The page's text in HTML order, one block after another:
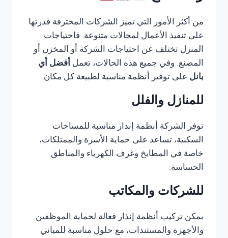
من أكثر الأمور التي تميز الشركات المحترفة قدرتها
على تنفيذ الأعمال لمجالات متنوعة. فاحتياجات
المنزل تختلف عن احتياجات الشركة أو المخزن أو
المصنع. وفي جميع هذه الحالات، تعمل أفضل أي
بانل على توفير أنظمة مناسبة لطبيعة كل مكان.
للمنازل والفلل
توفر الشركة أنظمة إنذار مناسبة للمساحات
السكنية، تساعد على حماية الأسرة والممتلكات،
خاصة في المطابخ وغرف الكهرباء والمناطق
الحساسة.
للشركات والمكاتب
يمكن تركيب أنظمة إنذار فعالة لحماية الموظفين
والأجهزة والمستندات، مع حلول مناسبة للمباني